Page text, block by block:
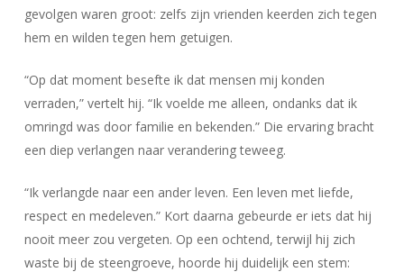
gevolgen waren groot: zelfs zijn vrienden keerden zich tegen
hem en wilden tegen hem getuigen.
“Op dat moment besefte ik dat mensen mij konden
verraden,” vertelt hij. “Ik voelde me alleen, ondanks dat ik
omringd was door familie en bekenden.” Die ervaring bracht
een diep verlangen naar verandering teweeg.
“Ik verlangde naar een ander leven. Een leven met liefde,
respect en medeleven.” Kort daarna gebeurde er iets dat hij
nooit meer zou vergeten. Op een ochtend, terwijl hij zich
waste bij de steengroeve, hoorde hij duidelijk een stem: